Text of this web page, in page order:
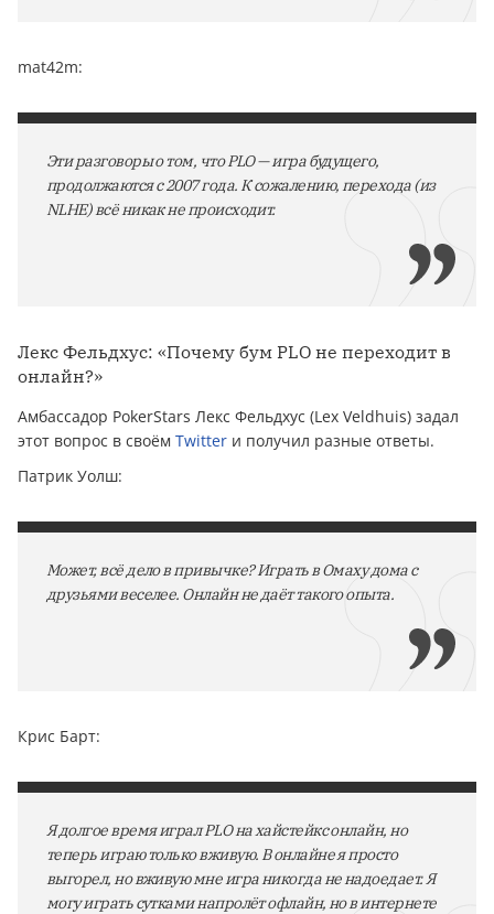
mat42m:
Эти разговоры о том, что PLO — игра будущего,
продолжаются с 2007 года. К сожалению, перехода (из
NLHE) всё никак не происходит.
Лекс Фельдхус: «Почему бум PLO не переходит в
онлайн?»
Амбассадор PokerStars Лекс Фельдхус (Lex Veldhuis) задал
этот вопрос в своём Twitter и получил разные ответы.
Патрик Уолш:
Может, всё дело в привычке? Играть в Омаху дома с
друзьями веселее. Онлайн не даёт такого опыта.
Крис Барт:
Я долгое время играл PLO на хайстейкс онлайн, но
теперь играю только вживую. В онлайне я просто
выгорел, но вживую мне игра никогда не надоедает. Я
могу играть сутками напролёт офлайн, но в интернете